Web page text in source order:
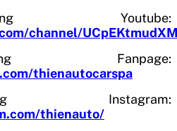
Youtube:
channel/
Fanpage:
thienautocarspa
thienauto/